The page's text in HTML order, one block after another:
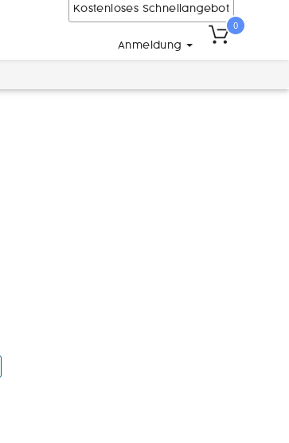
Kostenloses Schnellangebot
Anmeldung
0